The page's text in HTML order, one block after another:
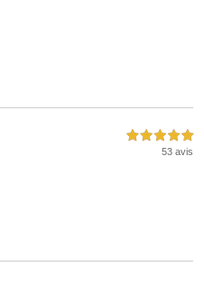
5,0 étoiles sur 5
53 avis